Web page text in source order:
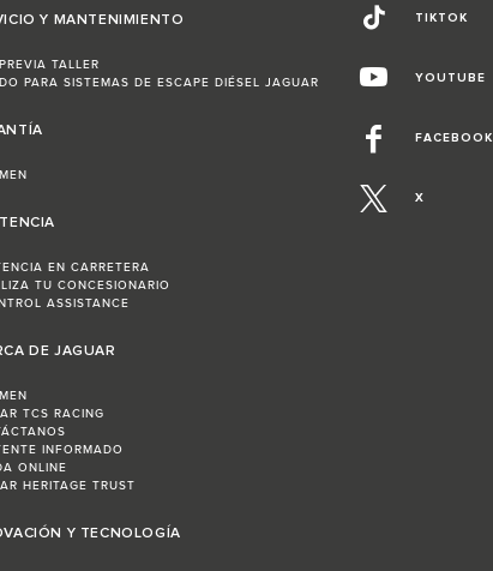
Y MANTENIMIENTO
TALLER
PARA SISTEMAS DE ESCAPE DIÉSEL JAGUAR
EN CARRETERA
TU CONCESIONARIO
ASSISTANCE
DE JAGUAR
TCS RACING
INFORMADO
ONLINE
HERITAGE TRUST
Y TECNOLOGÍA
TIKTOK
YOUTUBE
FACEBOOK
X